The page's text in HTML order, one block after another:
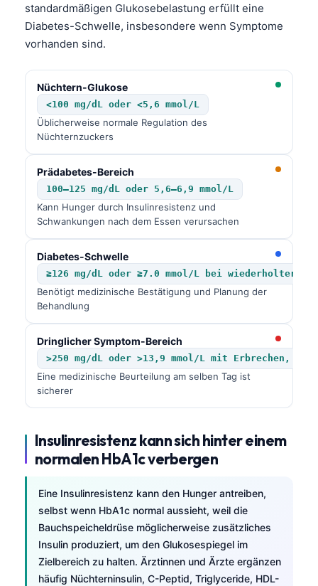
standardmäßigen Glukosebelastung erfüllt eine
Diabetes-Schwelle, insbesondere wenn Symptome
vorhanden sind.
Nüchtern-Glukose
<100 mg/dL oder <5,6 mmol/L
Üblicherweise normale Regulation des
Nüchternzuckers
Prädabetes-Bereich
100–125 mg/dL oder 5,6–6,9 mmol/L
Kann Hunger durch Insulinresistenz und
Schwankungen nach dem Essen verursachen
Diabetes-Schwelle
≥126 mg/dL oder ≥7.0 mmol/L bei wiederholter
Benötigt medizinische Bestätigung und Planung der
Behandlung
Dringlicher Symptom-Bereich
>250 mg/dL oder >13,9 mmol/L mit Erbrechen,
Eine medizinische Beurteilung am selben Tag ist
sicherer
Insulinresistenz kann sich hinter einem
normalen HbA1c verbergen
Eine Insulinresistenz kann den Hunger antreiben,
selbst wenn HbA1c normal aussieht, weil die
Bauchspeicheldrüse möglicherweise zusätzliches
Insulin produziert, um den Glukosespiegel im
Zielbereich zu halten. Ärztinnen und Ärzte ergänzen
häufig Nüchterninsulin, C-Peptid, Triglyceride, HDL-